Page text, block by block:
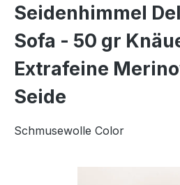
Seidenhimmel
Sofa - 50 gr
Extrafeine
Seide
Schmusewolle Color